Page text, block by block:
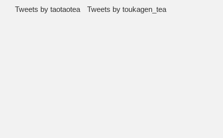
Tweets by taotaotea Tweets by toukagen_tea